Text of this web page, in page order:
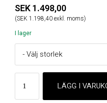
SEK 1.498,00
(SEK 1.198,40 exkl. moms)
I lager